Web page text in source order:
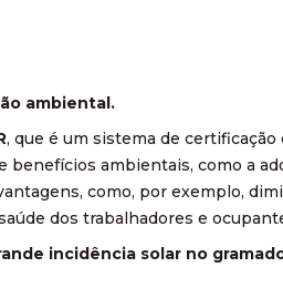
ambiental.
, que é um sistema de
benefícios ambientais, como a
como, por exemplo,
dos trabalhadores e
incidência solar no